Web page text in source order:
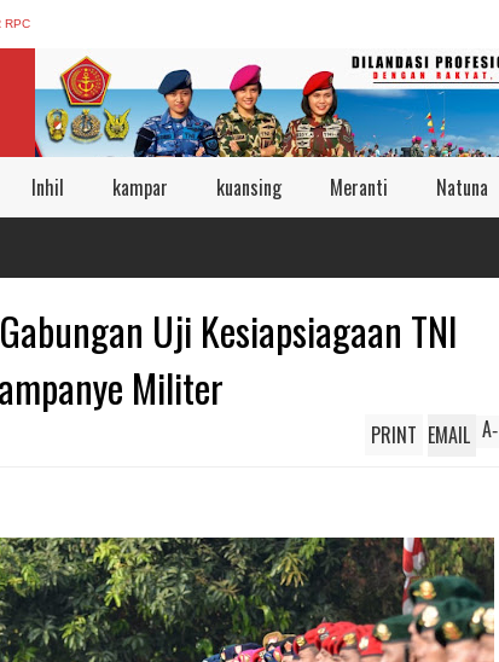
RPC
Inhil kampar kuansing Meranti Natuna
Uji Kesiapsiagaan TNI
Militer
A-
PRINT EMAIL